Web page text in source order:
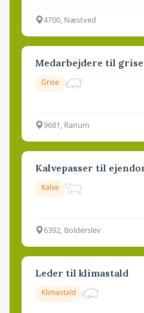
4700, Næstved
Medarbejdere til
Grise
9681, Ranum
Kalvepasser til
Kalve
6392, Bolderslev
Leder til klimastald
Klimastald